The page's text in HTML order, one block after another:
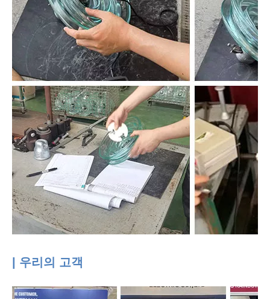
| 우리의 고객